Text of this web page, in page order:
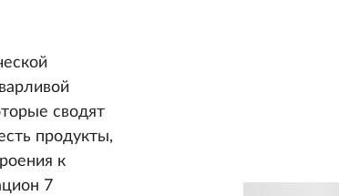
сводят
продукты,
к
7